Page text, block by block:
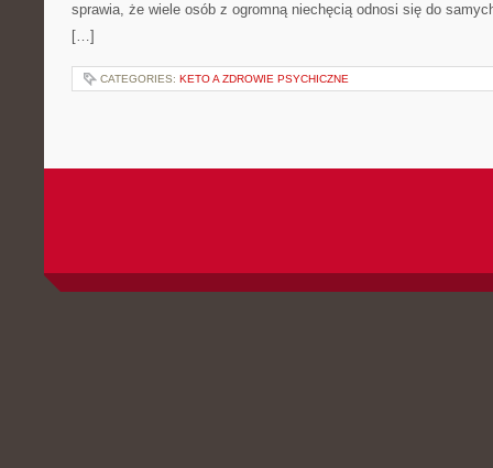
sprawia, że wiele osób z ogromną niechęcią odnosi się do
[…]
CATEGORIES: KETO A ZDROWIE PSYCHICZNE